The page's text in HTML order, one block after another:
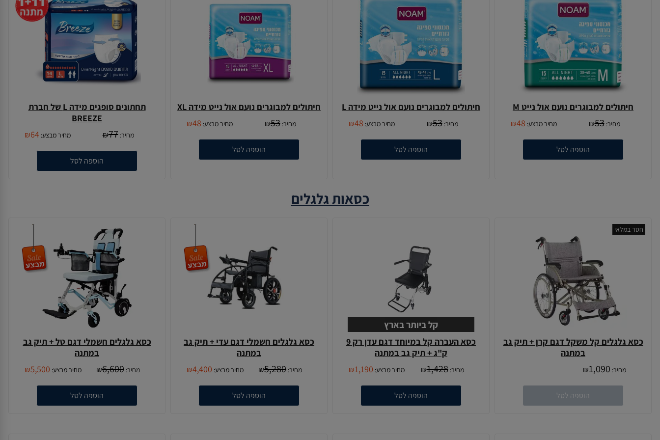
חיתולים למבוגרים נועם אול נייט M
מחיר: ₪53 מחיר מבצע: ₪48
הוספה לסל
חיתולים למבוגרים נועם אול נייט מידה L
מחיר: ₪53 מחיר מבצע: ₪48
הוספה לסל
חיתולים למבוגרים נועם אול נייט מידה XL
מחיר: ₪53 מחיר מבצע: ₪48
הוספה לסל
תחתונים סופגים מידה L של חברת
BREEZE
מחיר: ₪77 מחיר מבצע: ₪64
הוספה לסל
כסאות גלגלים
חסר במלאי
כסא גלגלים קל משקל דגם קרן + תיק גב
במתנה
מחיר: ₪1,090
הוספה לסל
קל ביותר בארץ
כסא העברה קל במיוחד דגם עדן רק 9
ק"ג + תיק גב במתנה
מחיר: ₪1,428 מחיר מבצע: ₪1,190
הוספה לסל
כסא גלגלים חשמלי דגם עדי + תיק גב
במתנה
מחיר: ₪5,280 מחיר מבצע: ₪4,400
הוספה לסל
כסא גלגלים חשמלי דגם טל + תיק גב
במתנה
מחיר: ₪6,600 מחיר מבצע: ₪5,500
הוספה לסל